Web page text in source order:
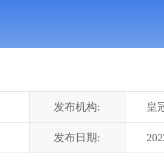
发布机构: 皇
发布日期: